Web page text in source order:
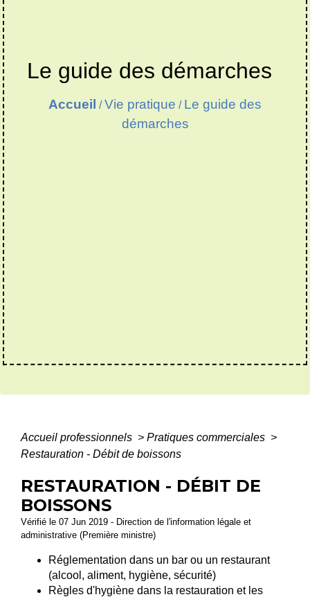
Le guide des démarches
Accueil /Vie pratique / Le guide des
démarches
Accueil professionnels > Pratiques commerciales >
Restauration - Débit de boissons
RESTAURATION - DÉBIT DE
BOISSONS
Vérifié le 07 Jun 2019 - Direction de l'information légale et
administrative (Première ministre)
Réglementation dans un bar ou un restaurant
(alcool, aliment, hygiène, sécurité)
Règles d'hygiène dans la restauration et les